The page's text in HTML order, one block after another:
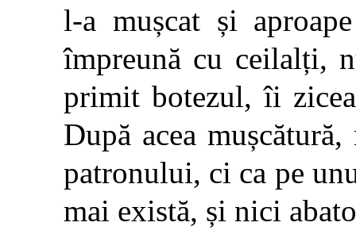
l-a mușcat și
împreună cu ceilalți,
primit botezul, îi
După acea
patronului, ci ca pe
mai există, și nici